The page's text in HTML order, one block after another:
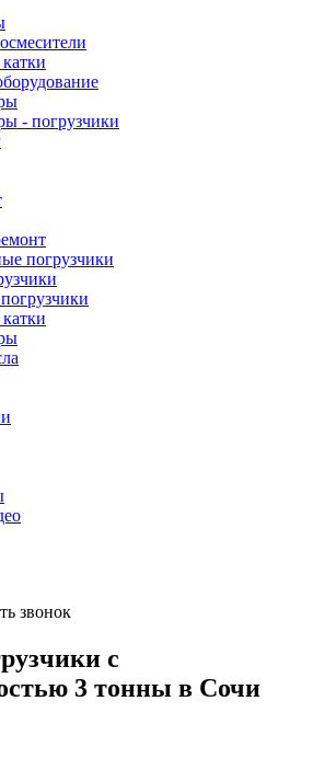
- погрузчики
погрузчики
звонок
с
3 тонны в Сочи